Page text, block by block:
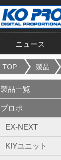
ニュース
TOP 製品
製品一覧
プロポ
EX-NEXT
KIYユニット